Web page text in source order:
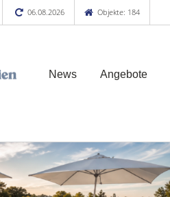
06.08.2026 Objekte: 184
News Angebote